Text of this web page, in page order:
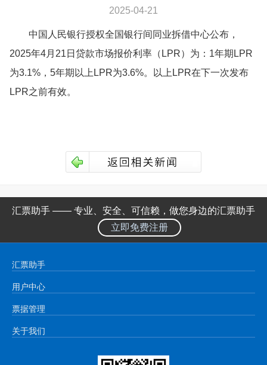
2025-04-21
中国人民银行授权全国银行间同业拆借中心公布，
2025年4月21日贷款市场报价利率（LPR）为：1年期LPR
为3.1%，5年期以上LPR为3.6%。以上LPR在下一次发布
LPR之前有效。
汇票助手 —— 专业、安全、可信赖，做您身边的汇票助手
立即免费注册
汇票助手
用户中心
票据管理
关于我们